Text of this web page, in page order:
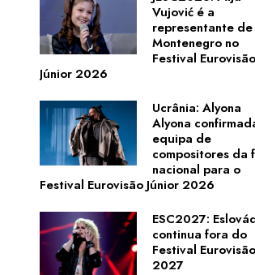
Vujović é a
representante de
Montenegro no
Festival Eurovisão
Júnior 2026
Ucrânia: Alyona
Alyona
equipa de
compositores da
nacional para o
Festival Eurovisão Júnior 2026
ESC2027:
continua fora do
Festival
2027